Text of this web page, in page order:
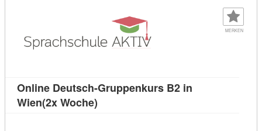
MERKEN
Online Deutsch-Gruppenkurs B2 in
Wien(2x Woche)